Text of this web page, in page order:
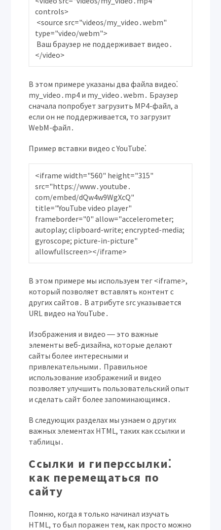
controls>
type="video/webm">
В этом примере указаны два файла видео⁚
my_video․mp4 и my_video․webm․ Браузер
сначала попробует загрузить MP4-файл, а
если он не поддерживается, то загрузит
WebM-файл․
Пример вставки видео с YouTube⁚
<iframe width="560" height="315"
src="https://www․youtube․
com/embed/dQw4w9WgXcQ"
title="YouTube video player"
frameborder="0" allow="accelerometer;
autoplay; clipboard-write; encrypted-media;
gyroscope; picture-in-picture"
В этом примере мы используем тег <iframe>,
который позволяет вставлять контент с
других сайтов․ В атрибуте src указывается
URL видео на YouTube․
Изображения и видео ― это важные
элементы веб-дизайна, которые делают
сайты более интересными и
привлекательными․ Правильное
использование изображений и видео
позволяет улучшить пользовательский опыт
и сделать сайт более запоминающимся․
В следующих разделах мы узнаем о других
важных элементах HTML, таких как ссылки и
таблицы․
Ссылки и гиперссылки⁚
как перемещаться по
сайту
Помню, когда я только начинал изучать
HTML, то был поражен тем, как просто можно